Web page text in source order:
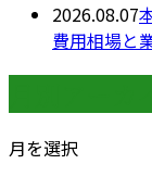
2026.08.07
費用相場と
月を選択